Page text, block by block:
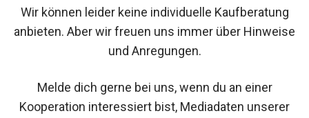
Wir können leider keine individuelle Kaufberatung
anbieten. Aber wir freuen uns immer über Hinweise
und Anregungen.
Melde dich gerne bei uns, wenn du an einer
Kooperation interessiert bist, Mediadaten unserer